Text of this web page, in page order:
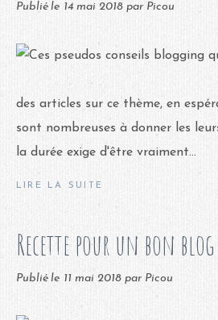
Publié le 14 mai 2018 par Picou
des articles sur ce thème, en
sont nombreuses à donner les
la durée exige d'être vraiment...
LIRE LA SUITE
Recette pour un bon blog
Publié le 11 mai 2018 par Picou